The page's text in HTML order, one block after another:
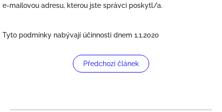
e-mailovou adresu, kterou jste správci poskytl/a.
Tyto podmínky nabývají účinnosti dnem 1.1.2020
Předchozí článek